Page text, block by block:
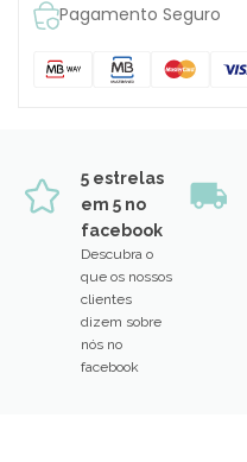
Pagamento Seguro
5 estrelas
em 5 no
facebook
Descubra o
que os nossos
clientes
dizem sobre
nós no
facebook